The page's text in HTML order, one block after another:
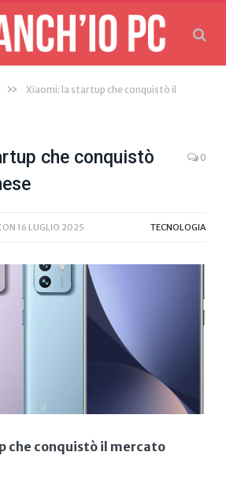
»
Xiaomi: la startup che conquistò il
che conquistò
0
ON 16 LUGLIO 2025 TECNOLOGIA
che conquistò il mercato